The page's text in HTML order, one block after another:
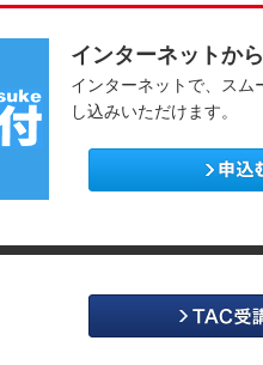
インターネットか
インターネットで、スム
し込みいただけます。